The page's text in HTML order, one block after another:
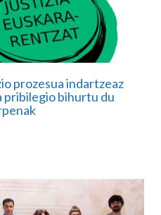
prozesua indartzeaz
pribilegio bihurtu du